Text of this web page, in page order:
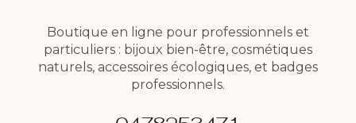
Boutique en ligne pour professionnels et
particuliers : bijoux bien-être, cosmétiques
naturels, accessoires écologiques, et badges
professionnels.